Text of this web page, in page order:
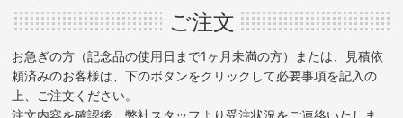
ご注文
お急ぎの方（記念品の使用日まで1ヶ月未満の方）または、見積依
頼済みのお客様は、下のボタンをクリックして必要事項を記入の
上、ご注文ください。